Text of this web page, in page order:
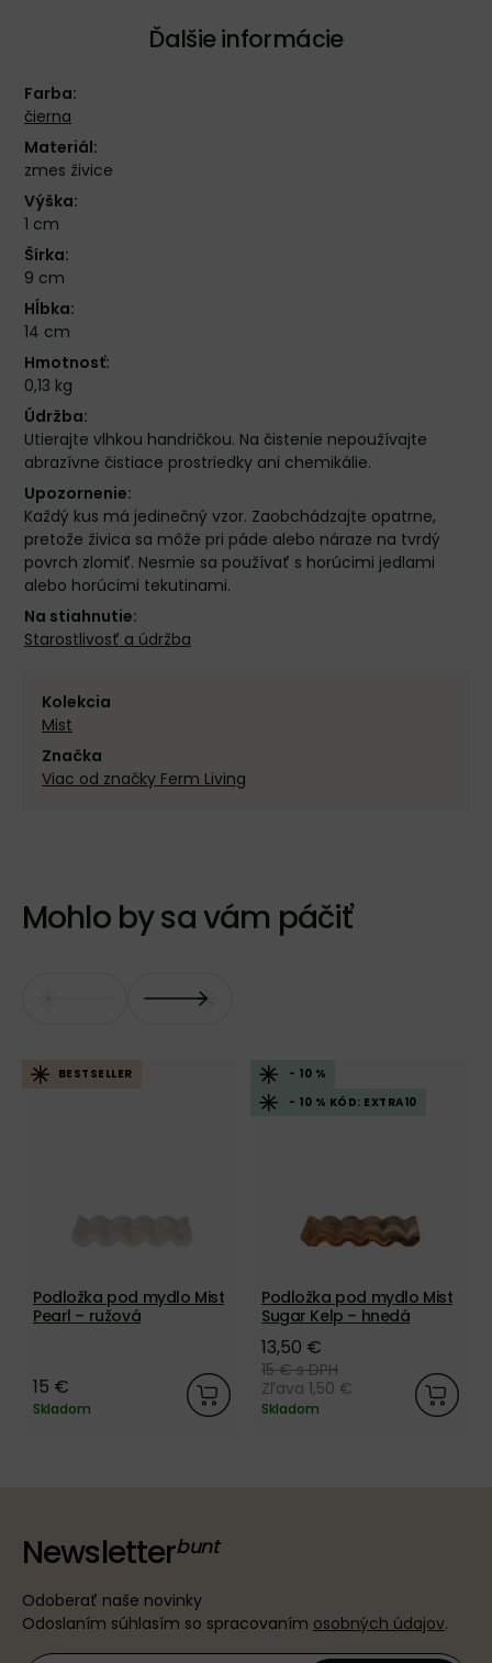
Ďalšie informácie
Farba:
čierna
Materiál:
zmes živice
Výška:
1 cm
Šírka:
9 cm
Hĺbka:
14 cm
Hmotnosť:
0,13 kg
Údržba:
Utierajte vlhkou handričkou. Na čistenie nepoužívajte
abrazívne čistiace prostriedky ani chemikálie.
Upozornenie:
Každý kus má jedinečný vzor. Zaobchádzajte opatrne,
pretože živica sa môže pri páde alebo náraze na tvrdý
povrch zlomiť. Nesmie sa používať s horúcimi jedlami
alebo horúcimi tekutinami.
Na stiahnutie:
Starostlivosť a údržba
Kolekcia
Mist
Značka
Viac od značky Ferm Living
Mohlo by sa vám páčiť
BESTSELLER
Podložka pod mydlo Mist
Pearl – ružová
15 €
Skladom
- 10 %
- 10 % KÓD: EXTRA10
Podložka pod mydlo Mist
Sugar Kelp – hnedá
13,50 €
15 €s DPH
Zľava 1,50 €
Skladom
Newsletter
Odoberať naše novinky
Odoslaním súhlasím so spracovaním osobných údajov.